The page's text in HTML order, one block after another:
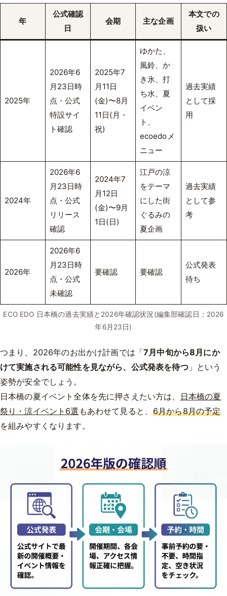
年
公式確認
日
会期 主な企画
本文での
扱い
2025年
2026年6
月23日時
点・公式
特設サイ
ト確認
2025年7
月11日
(金)〜8月
11日(月・
祝)
ゆかた、
風鈴、か
き氷、打
ち水、夏
イベン
ト、
ecoedoメ
ニュー
過去実績
として採
用
2024年
2026年6
月23日時
点・公式
リリース
確認
2024年7
月12日
(金)〜9月
1日(日)
江戸の涼
をテーマ
にした街
ぐるみの
夏企画
過去実績
として参
考
2026年
2026年6
月23日時
点・公式
未確認
要確認 要確認
公式発表
待ち
ECO EDO 日本橋の過去実績と2026年確認状況(編集部確認日：2026
年6月23日)
つまり、2026年のお出かけ計画では「7月中旬から8月にか
けて実施される可能性を見ながら、公式発表を待つ」という
姿勢が安全でしょう。
日本橋の夏イベント全体を先に押さえたい方は、
日本橋の夏
祭り・涼イベント6選 もあわせて見ると、6月から8月の予定
を組みやすくなります。